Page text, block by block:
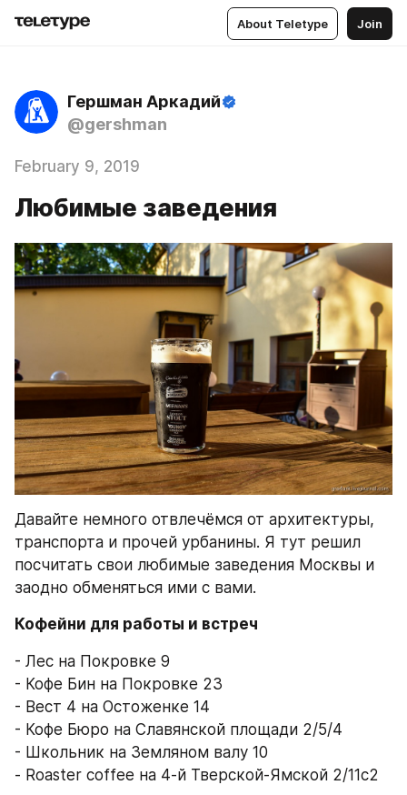
About Teletype Join
Гершман Аркадий
@gershman
February 9, 2019
Любимые заведения
Давайте немного отвлечёмся от архитектуры,
транспорта и прочей урбанины. Я тут решил
посчитать свои любимые заведения Москвы и
заодно обменяться ими с вами.
Кофейни для работы и встреч
- Лес на Покровке 9
- Кофе Бин на Покровке 23
- Вест 4 на Остоженке 14
- Кофе Бюро на Славянской площади 2/5/4
- Школьник на Земляном валу 10
- Roaster coffee на 4-й Тверской-Ямской 2/11с2